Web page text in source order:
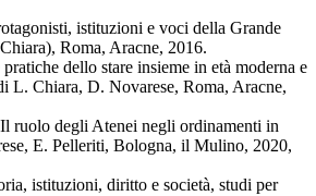
istituzioni e voci della Grande
Roma, Aracne, 2016.
dello stare insieme in età moderna e
L. Chiara, D. Novarese, Roma, Aracne,
ruolo degli Atenei negli ordinamenti in
E. Pelleriti, Bologna, il Mulino, 2020,
istituzioni, diritto e società, studi per